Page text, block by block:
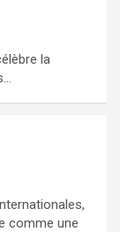
la
comme une